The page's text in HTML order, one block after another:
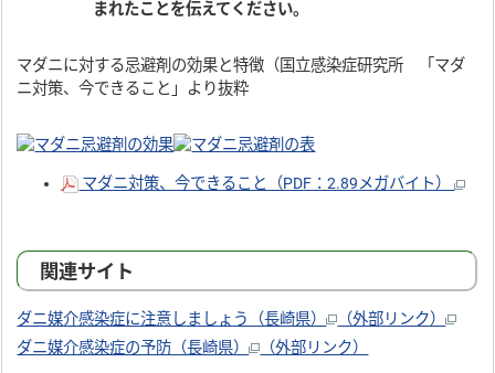
まれたことを伝えてください。
マダニに対する忌避剤の効果と特徴（国立感染症研究所 「マダ
ニ対策、今できること」より抜粋
マダニ対策、今できること（PDF：2.89メガバイト）
関連サイト
ダニ媒介感染症に注意しましょう（長崎県）
（外部リンク）
ダニ媒介感染症の予防（長崎県）
（外部リンク）